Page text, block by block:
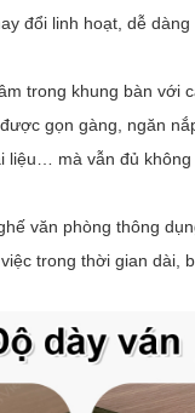
đổi linh hoạt, dễ
trong khung bàn với
gọn gàng, ngăn
liệu… mà vẫn đủ
văn phòng thông
trong thời gian dài,